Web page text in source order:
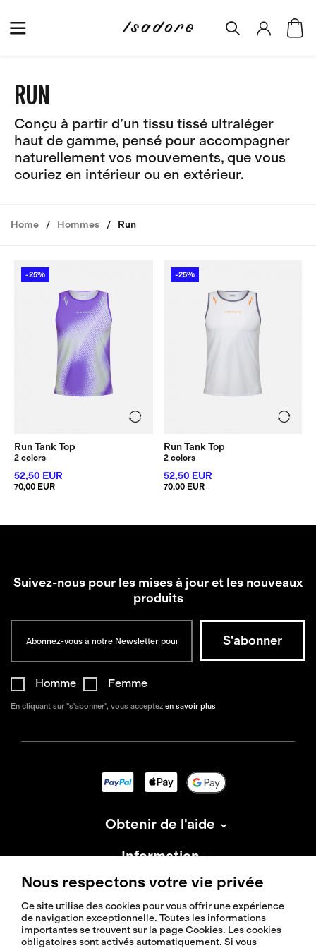
RUN
Conçu à partir d’un tissu tissé ultraléger
haut de gamme, pensé pour accompagner
naturellement vos mouvements, que vous
couriez en intérieur ou en extérieur.
Home Hommes Run
-25%
Run Tank Top
2 colors
52,50 EUR
70,00 EUR
-25%
Run Tank Top
2 colors
52,50 EUR
70,00 EUR
Suivez-nous pour les mises à jour et les nouveaux
produits
Homme Femme
En cliquant sur "s'abonner", vous acceptez en savoir plus
Obtenir de l'aide
Information
À propos d'Isadore
Nous respectons votre vie privée
Ce site utilise des cookies pour vous offrir une expérience
de navigation exceptionnelle. Toutes les informations
importantes se trouvent sur la page Cookies. Les cookies
obligatoires sont activés automatiquement. Si vous